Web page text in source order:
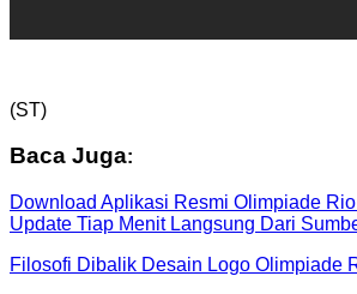
(ST)
Baca Juga:
Download Aplikasi Resmi Olimpiade
Update Tiap Menit Langsung Dari
Filosofi Dibalik Desain Logo Olimpiade